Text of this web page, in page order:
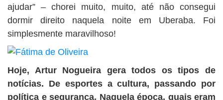
ajudar” – chorei muito, muito, até não consegui
dormir direito naquela noite em Uberaba. Foi
simplesmente maravilhoso!
Hoje, Artur Nogueira gera todos os tipos de
notícias. De esportes a cultura, passando por
política e segurança. Naquela época, quais eram